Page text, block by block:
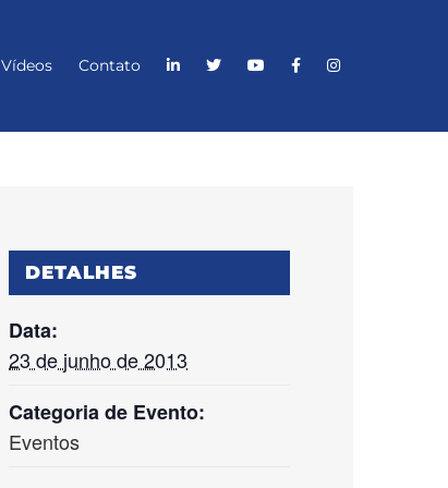
Vídeos Contato
DETALHES
Data:
23 de junho de 2013
Categoria de Evento:
Eventos